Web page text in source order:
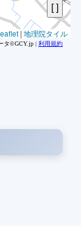
| 地理院タイル
タ©GCY.jp | 利用規約